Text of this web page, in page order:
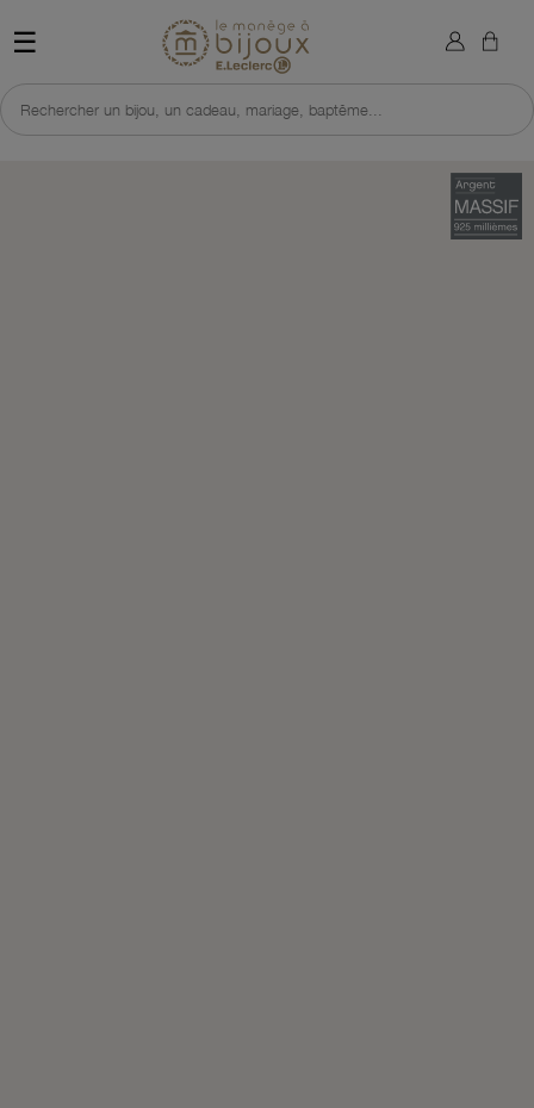
☰ Retour à l'accueil du site
Rechercher un bijou, un cadeau, mariage, baptême...
×